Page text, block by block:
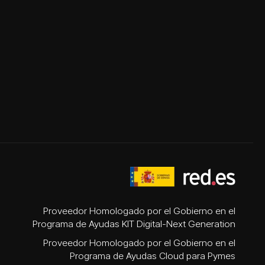
Proveedor Homologado por el Gobierno en el
Programa de Ayudas KIT Digital-Next Generation
Proveedor Homologado por el Gobierno en el
Programa de Ayudas Cloud para Pymes